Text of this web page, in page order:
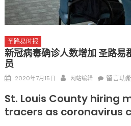
圣路易时报
新冠病毒确诊人数增加 圣路易
员
Posted
2020年7月15日 Author
网站编辑
在
冠
病
留言功
St. Louis County hiring
tracers as coronavirus